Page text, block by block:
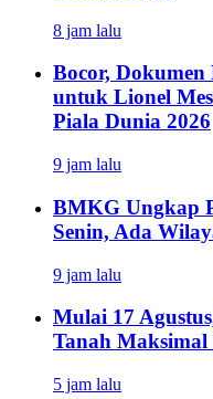
8 jam lalu
Bocor,
untuk Lionel
Piala Dunia 2026
9 jam lalu
BMKG Ungkap
Senin, Ada
9 jam lalu
Mulai 17
Tanah
5 jam lalu